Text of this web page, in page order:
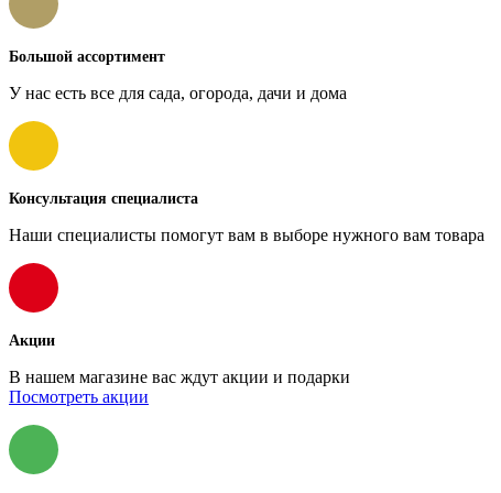
Большой ассортимент
У нас есть все для сада, огорода, дачи и дома
Консультация специалиста
Наши специалисты помогут вам в выборе нужного вам товара
Акции
В нашем магазине вас ждут акции и подарки
Посмотреть акции